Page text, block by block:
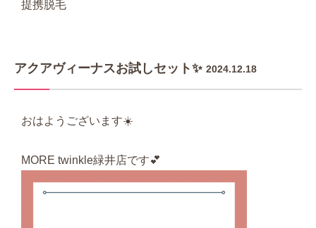
提携脱毛
アクアヴィーナスお試しセット✨ 2024.12.18
おはようございます☀️
MORE twinkle緑井店です💕